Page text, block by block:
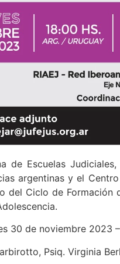
de Escuelas
argentinas y el
del Ciclo de Formación
30 de noviembre 2023
Psiq. Virginia